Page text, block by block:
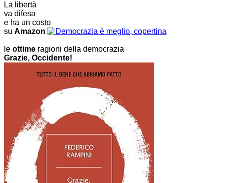
La libertà
va difesa
e ha un costo
su Amazon
le ottime ragioni della democrazia
Grazie, Occidente!